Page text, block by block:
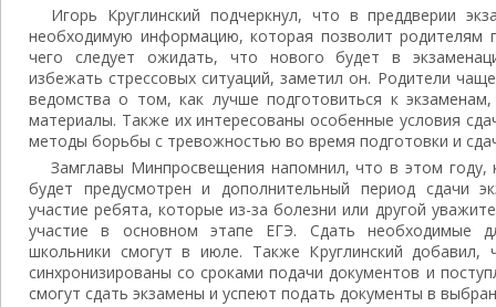
Игорь Круглинский подчеркнул, что в преддверии
необходимую информацию, которая позволит родителям
чего следует ожидать, что нового будет в
избежать стрессовых ситуаций, заметил он. Родители
ведомства о том, как лучше подготовиться к
материалы. Также их интересованы особенные условия
методы борьбы с тревожностью во время подготовки и
Замглавы Минпросвещения напомнил, что в этом
будет предусмотрен и дополнительный период сдачи
участие ребята, которые из-за болезни или другой
участие в основном этапе ЕГЭ. Сдать необходимые
школьники смогут в июле. Также Круглинский добавил,
синхронизированы со сроками подачи документов и
смогут сдать экзамены и успеют подать документы в